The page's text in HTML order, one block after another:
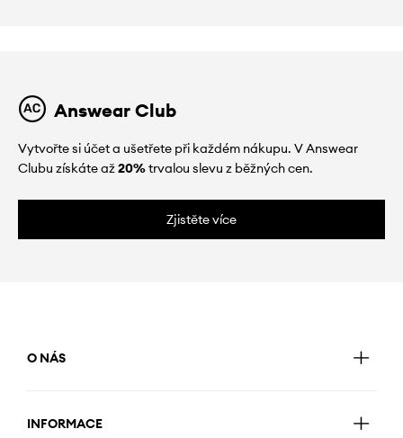
Answear Club
Vytvořte si účet a ušetřete při každém nákupu. V Answear
Clubu získáte až20%trvalou slevu z běžných cen.
Zjistěte více
O NÁS
INFORMACE